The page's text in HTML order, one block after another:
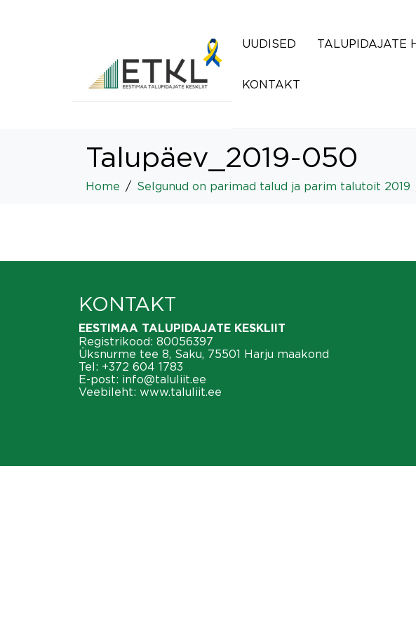
UUDISED TALUPIDAJATE
KONTAKT
Talupäev_2019-050
Home Selgunud on parimad talud ja parim talutoit 2019
KONTAKT
EESTIMAA TALUPIDAJATE KESKLIIT
Registrikood: 80056397
Üksnurme tee 8, Saku, 75501 Harju maakond
Tel: +372 604 1783
E-post: info@taluliit.ee
Veebileht: www.taluliit.ee